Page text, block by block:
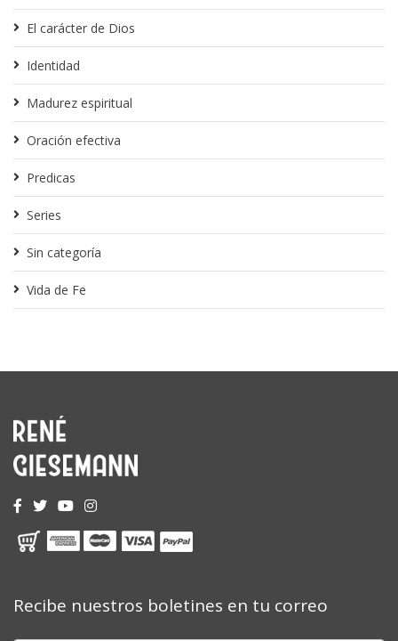
El carácter de Dios
Identidad
Madurez espiritual
Oración efectiva
Predicas
Series
Sin categoría
Vida de Fe
Recibe nuestros boletines en tu correo